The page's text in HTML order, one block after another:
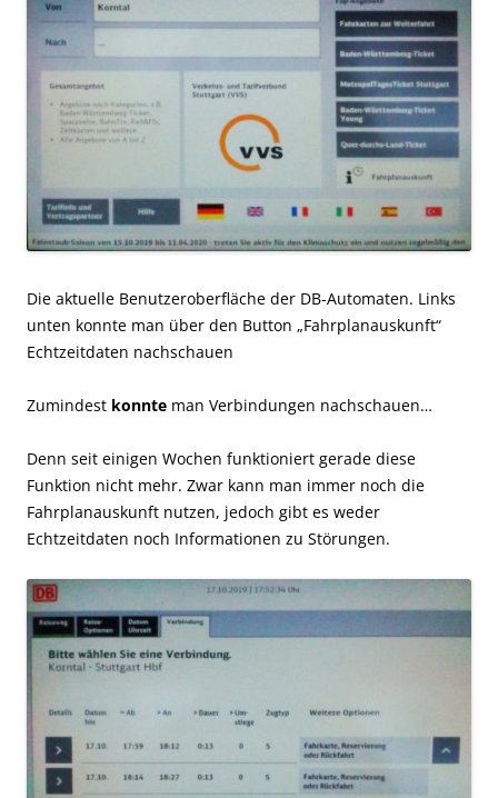
Die aktuelle Benutzeroberfläche der DB-Automaten. Links
unten konnte man über den Button „Fahrplanauskunft“
Echtzeitdaten nachschauen
Zumindest konnte man Verbindungen nachschauen…
Denn seit einigen Wochen funktioniert gerade diese
Funktion nicht mehr. Zwar kann man immer noch die
Fahrplanauskunft nutzen, jedoch gibt es weder
Echtzeitdaten noch Informationen zu Störungen.